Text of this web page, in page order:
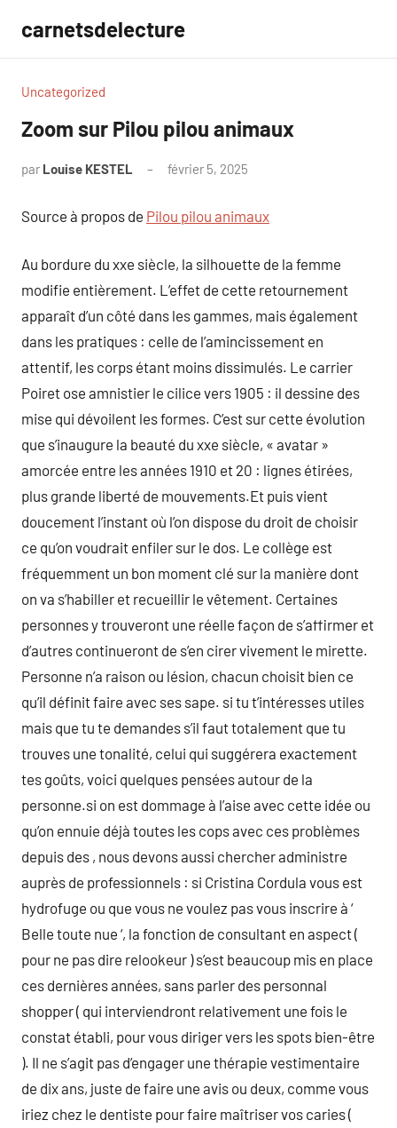
contenu
carnetsdelecture
Uncategorized
Zoom sur Pilou pilou animaux
par Louise KESTEL février 5, 2025
Source à propos de Pilou pilou animaux
Au bordure du xxe siècle, la silhouette de la femme
modifie entièrement. L’effet de cette retournement
apparaît d’un côté dans les gammes, mais également
dans les pratiques : celle de l’amincissement en
attentif, les corps étant moins dissimulés. Le carrier
Poiret ose amnistier le cilice vers 1905 : il dessine des
mise qui dévoilent les formes. C’est sur cette évolution
que s’inaugure la beauté du xxe siècle, « avatar »
amorcée entre les années 1910 et 20 : lignes étirées,
plus grande liberté de mouvements.Et puis vient
doucement l’instant où l’on dispose du droit de choisir
ce qu’on voudrait enfiler sur le dos. Le collège est
fréquemment un bon moment clé sur la manière dont
on va s’habiller et recueillir le vêtement. Certaines
personnes y trouveront une réelle façon de s’affirmer et
d’autres continueront de s’en cirer vivement le mirette.
Personne n’a raison ou lésion, chacun choisit bien ce
qu’il définit faire avec ses sape. si tu t’intéresses utiles
mais que tu te demandes s’il faut totalement que tu
trouves une tonalité, celui qui suggérera exactement
tes goûts, voici quelques pensées autour de la
personne.si on est dommage à l’aise avec cette idée ou
qu’on ennuie déjà toutes les cops avec ces problèmes
depuis des , nous devons aussi chercher administre
auprès de professionnels : si Cristina Cordula vous est
hydrofuge ou que vous ne voulez pas vous inscrire à ‘
Belle toute nue ‘, la fonction de consultant en aspect (
pour ne pas dire relookeur ) s’est beaucoup mis en place
ces dernières années, sans parler des personnal
shopper ( qui interviendront relativement une fois le
constat établi, pour vous diriger vers les spots bien-être
). Il ne s’agit pas d’engager une thérapie vestimentaire
de dix ans, juste de faire une avis ou deux, comme vous
iriez chez le dentiste pour faire maîtriser vos caries (